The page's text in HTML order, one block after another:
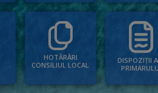
HOTĂRÂRI
CONSILIUL LOCAL
DISPOZIȚII